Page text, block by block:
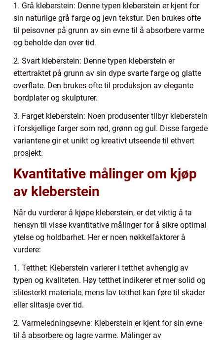
1. Grå kleberstein: Denne typen kleberstein er kjent for
sin naturlige grå farge og jevn tekstur. Den brukes ofte
til peisovner på grunn av sin evne til å absorbere varme
og beholde den over tid.
2. Svart kleberstein: Denne typen kleberstein er
ettertraktet på grunn av sin dype svarte farge og glatte
overflate. Den brukes ofte til produksjon av elegante
bordplater og skulpturer.
3. Farget kleberstein: Noen produsenter tilbyr kleberstein
i forskjellige farger som rød, grønn og gul. Disse fargede
variantene gir et unikt og kreativt utseende til ethvert
prosjekt.
Kvantitative målinger om kjøp
av kleberstein
Når du vurderer å kjøpe kleberstein, er det viktig å ta
hensyn til visse kvantitative målinger for å sikre optimal
ytelse og holdbarhet. Her er noen nøkkelfaktorer å
vurdere:
1. Tetthet: Kleberstein varierer i tetthet avhengig av
typen og kvaliteten. Høy tetthet indikerer et mer solid og
slitesterkt materiale, mens lav tetthet kan føre til skader
eller slitasje over tid.
2. Varmeledningsevne: Kleberstein er kjent for sin evne
til å absorbere og lagre varme. Målinger av